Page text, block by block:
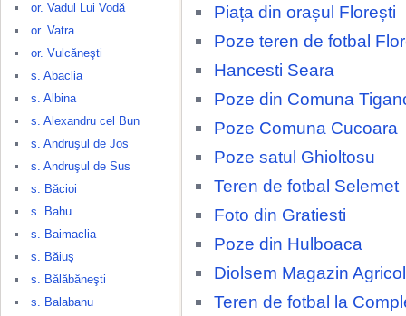
or. Vadul Lui Vodă
or. Vatra
or. Vulcăneşti
s. Abaclia
s. Albina
s. Alexandru cel Bun
s. Andruşul de Jos
s. Andruşul de Sus
s. Băcioi
s. Bahu
s. Baimaclia
s. Băiuş
s. Bălăbăneşti
s. Balabanu
Piața din orașul Florești
Poze teren de fotbal
Hancesti Seara
Poze din Comuna
Poze Comuna Cucoara
Poze satul Ghioltosu
Teren de fotbal Selemet
Foto din Gratiesti
Poze din Hulboaca
Diolsem Magazin Agricol
Teren de fotbal la